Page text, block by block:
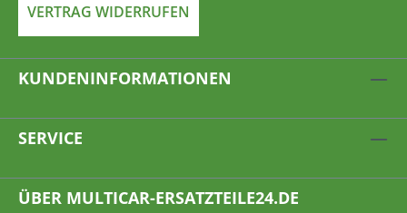
VERTRAG WIDERRUFEN
KUNDENINFORMATIONEN
SERVICE
ÜBER MULTICAR-ERSATZTEILE24.DE